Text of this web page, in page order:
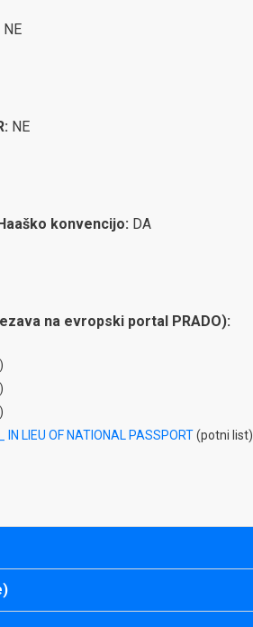
NE
NE
konvencijo: DA
na evropski portal PRADO):
IN LIEU OF NATIONAL PASSPORT(potni list)